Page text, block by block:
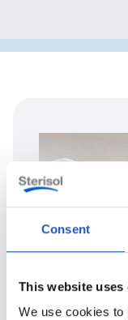
Consent
This website uses
We use cookies to